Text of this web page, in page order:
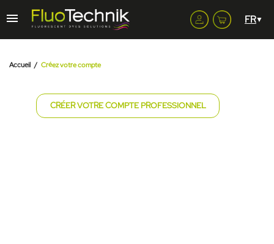
Accueil Créez votre compte
CRÉER VOTRE COMPTE PROFESSIONNEL